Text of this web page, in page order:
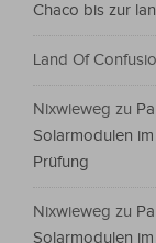
Chaco bis zur
Land Of
Nixwieweg zu
Solarmodulen
Prüfung
Nixwieweg zu
Solarmodulen